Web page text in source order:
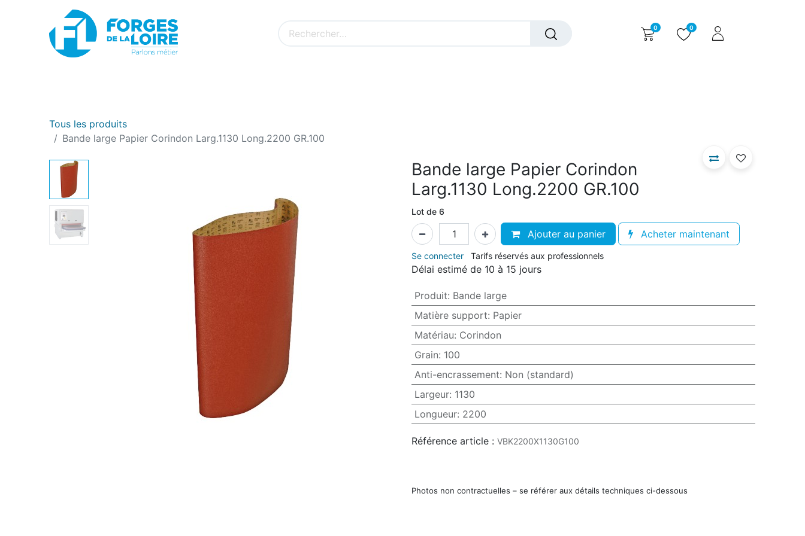
0 0
Tous les produits
Bande large Papier Corindon Larg.1130 Long.2200 GR.100
Bande large Papier Corindon
Larg.1130 Long.2200 GR.100
Lot de 6
Ajouter au panier Acheter maintenant
Se connecter Tarifs réservés aux professionnels
Délai estimé de 10 à 15 jours
Produit: Bande large
Matière support: Papier
Matériau: Corindon
Grain: 100
Anti-encrassement: Non (standard)
Largeur: 1130
Longueur: 2200
Référence article : VBK2200X1130G100
Photos non contractuelles – se référer aux détails techniques ci-dessous